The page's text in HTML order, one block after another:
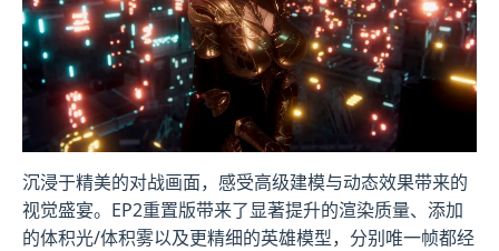
沉浸于精美的对战画面，感受高级建模与动态效果带来的
视觉盛宴。EP2重置版带来了显著提升的渲染质量、添加
的体积光/体积雾以及更精细的英雄模型，分别唯一帧都经